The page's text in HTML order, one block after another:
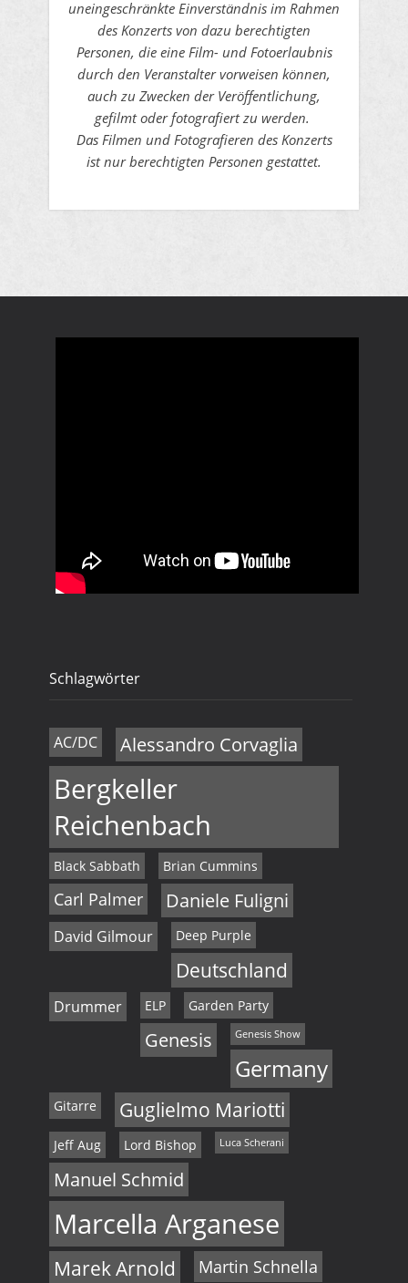
uneingeschränkte Einverständnis im Rahmen
des Konzerts von dazu berechtigten
Personen, die eine Film- und Fotoerlaubnis
durch den Veranstalter vorweisen können,
auch zu Zwecken der Veröffentlichung,
gefilmt oder fotografiert zu werden.
Das Filmen und Fotografieren des Konzerts
ist nur berechtigten Personen gestattet.
Schlagwörter
AC/DC Alessandro Corvaglia
Bergkeller
Reichenbach
Black Sabbath Brian Cummins
Carl Palmer Daniele Fuligni
David Gilmour Deep Purple
Deutschland
Drummer ELP Garden Party
Genesis Genesis Show
Germany
Gitarre Guglielmo Mariotti
Jeff Aug Lord Bishop Luca Scherani
Manuel Schmid
Marcella Arganese
Marek Arnold Martin Schnella